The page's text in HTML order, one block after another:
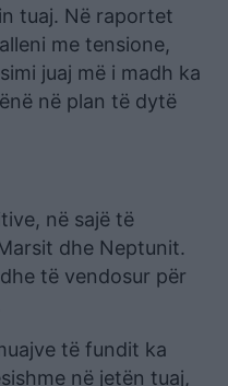
tuaj. Në raportet
me tensione,
juaj më i madh ka
në plan të dytë
në sajë të
dhe Neptunit.
të vendosur për
të fundit ka
në jetën tuaj,